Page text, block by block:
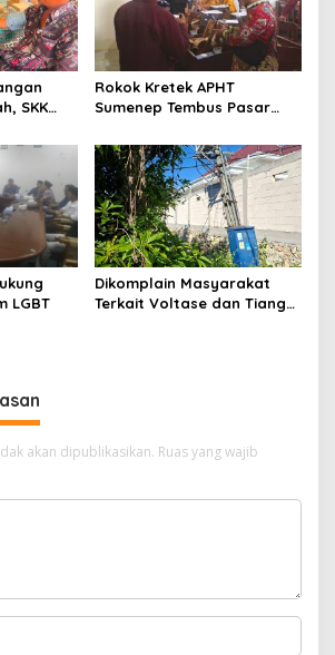
SKK
Rokok Kretek APHT
Sumenep Tembus Pasar
LGBT
Dikomplain Masyarakat
Terkait Voltase dan Tiang
akan dipublikasikan. Ruas yang wajib